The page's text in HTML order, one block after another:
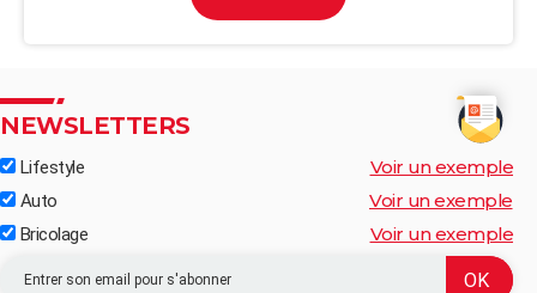
NEWSLETTERS
Lifestyle Voir un exemple
Auto Voir un exemple
Bricolage Voir un exemple